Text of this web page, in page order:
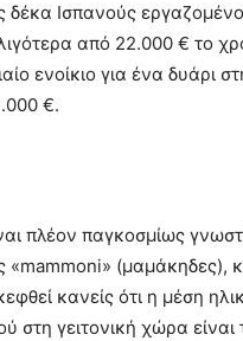
δέκα Ισπανούς
από 22.000 € το
ενοίκιο για ένα δυάρι
€.
πλέον παγκοσμίως
«mammoni» (μαμάκηδες),
κανείς ότι η μέση
στη γειτονική χώρα